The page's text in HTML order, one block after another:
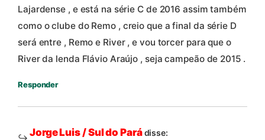
Lajardense , e está na série C de 2016 assim também
como o clube do Remo , creio que a final da série D
será entre , Remo e River , e vou torcer para que o
River da lenda Flávio Araújo , seja campeão de 2015 .
Responder
Jorge Luis / Sul do Parádisse: